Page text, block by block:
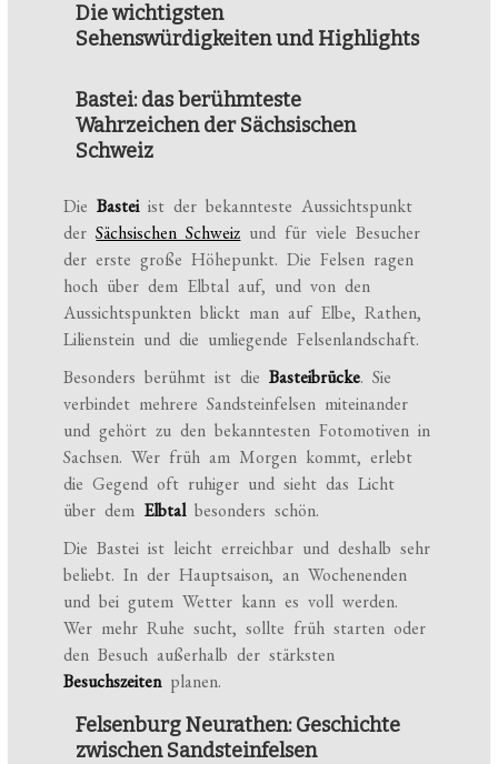
Die wichtigsten
Sehenswürdigkeiten und Highlights
Bastei: das berühmteste
Wahrzeichen der Sächsischen
Schweiz
DieBasteiist der bekannteste Aussichtspunkt
derSächsischen Schweiz und für viele Besucher
der erste große Höhepunkt. Die Felsen ragen
hoch über dem Elbtal auf, und von den
Aussichtspunkten blickt man auf Elbe, Rathen,
Lilienstein und die umliegende Felsenlandschaft.
Besonders berühmt ist dieBasteibrücke. Sie
verbindet mehrere Sandsteinfelsen miteinander
und gehört zu den bekanntesten Fotomotiven in
Sachsen. Wer früh am Morgen kommt, erlebt
die Gegend oft ruhiger und sieht das Licht
über dem Elbtalbesonders schön.
Die Bastei ist leicht erreichbar und deshalb sehr
beliebt. In der Hauptsaison, an Wochenenden
und bei gutem Wetter kann es voll werden.
Wer mehr Ruhe sucht, sollte früh starten oder
den Besuch außerhalb der stärksten
Besuchszeitenplanen.
Felsenburg Neurathen: Geschichte
zwischen Sandsteinfelsen